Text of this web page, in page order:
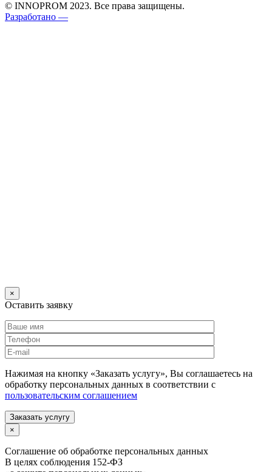
© INNOPROM 2023. Все права защищены.
Разработано —
×
Оставить заявку
Нажимая на кнопку «Заказать услугу», Вы соглашаетесь на
обработку персональных данных в соответствии с
пользовательским соглашением
Заказать услугу
×
Соглашение об обработке персональных данных
В целях соблюдения 152-ФЗ